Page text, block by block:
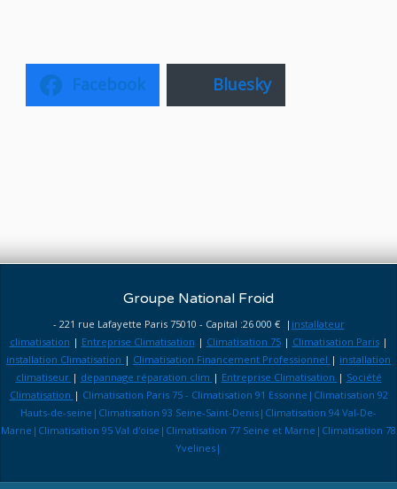
Facebook Bluesky
Groupe National Froid
- 221 rue Lafayette Paris 75010 - Capital :26 000 € | installateur
climatisation | Entreprise Climatisation | Climatisation 75| Climatisation Paris|
installation Climatisation | Climatisation Financement Professionnel | installation
climatiseur | depannage réparation clim | Entreprise Climatisation | Société
Climatisation | Climatisation Paris 75 - Climatisation 91 Essonne|Climatisation 92
Hauts-de-seine|Climatisation 93 Seine-Saint-Denis|Climatisation 94 Val-De-
Marne|Climatisation 95 Val d'oise|Climatisation 77 Seine et Marne|Climatisation 78
Yvelines|